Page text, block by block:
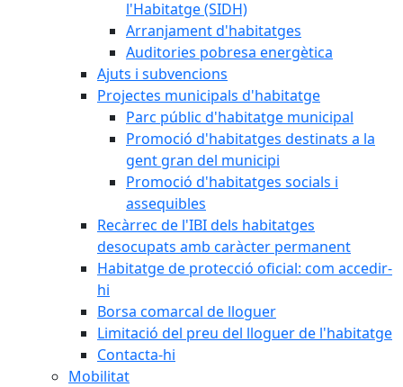
l'Habitatge (SIDH)
Arranjament d'habitatges
Auditories pobresa energètica
Ajuts i subvencions
Projectes municipals d'habitatge
Parc públic d'habitatge municipal
Promoció d'habitatges destinats a la
gent gran del municipi
Promoció d'habitatges socials i
assequibles
Recàrrec de l'IBI dels habitatges
desocupats amb caràcter permanent
Habitatge de protecció oficial: com accedir-
hi
Borsa comarcal de lloguer
Limitació del preu del lloguer de l'habitatge
Contacta-hi
Mobilitat